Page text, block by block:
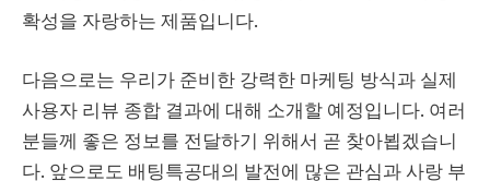
확성을 자랑하는 제품입니다.
다음으로는 우리가 준비한 강력한 마케팅 방식과 실제
사용자 리뷰 종합 결과에 대해 소개할 예정입니다. 여러
분들께 좋은 정보를 전달하기 위해서 곧 찾아뵙겠습니
다. 앞으로도 배팅특공대의 발전에 많은 관심과 사랑 부